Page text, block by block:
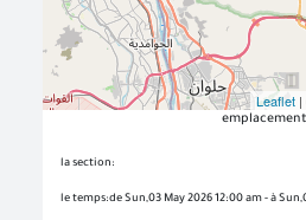
Leaflet
la section:
le temps:de Sun,03 May 2026 12:00 am - à